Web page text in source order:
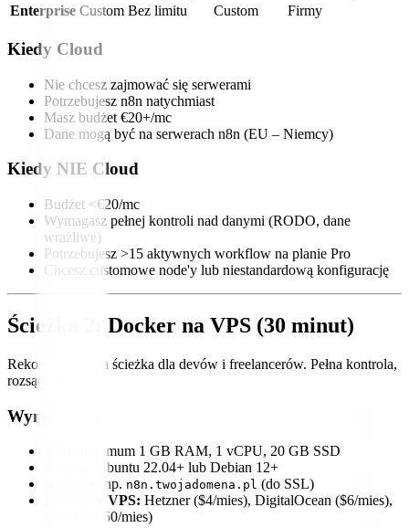
Enterprise Custom Bez limitu Custom Firmy
Kiedy Cloud
Nie chcesz zajmować się serwerami
Potrzebujesz n8n natychmiast
Masz budżet €20+/mc
Dane mogą być na serwerach n8n (EU – Niemcy)
Kiedy NIE Cloud
Budżet <€20/mc
Wymagasz pełnej kontroli nad danymi (RODO, dane
wrażliwe)
Potrzebujesz >15 aktywnych workflow na planie Pro
Chcesz customowe node'y lub niestandardową konfigurację
Ścieżka 2: Docker na VPS (30 minut)
Rekomendowana ścieżka dla devów i freelancerów. Pełna kontrola,
rozsądny koszt.
Wymagania
minimum 1 GB RAM, 1 vCPU, 20 GB SSD
Ubuntu 22.04+ lub Debian 12+
np. n8n.twojadomena.pl (do SSL)
Dostawcy VPS: Hetzner ($4/mies), DigitalOcean ($6/mies),
OVH (€3,50/mies)